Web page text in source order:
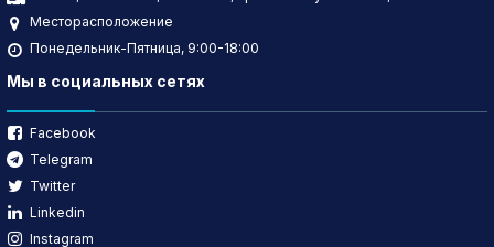
Месторасположение
Понедельник-Пятница, 9:00-18:00
Мы в социальных сетях
Facebook
Telegram
Twitter
Linkedin
Instagram